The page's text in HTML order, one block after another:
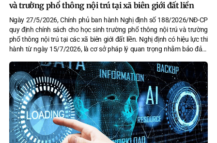
và trường phổ thông nội trú tại xã biên giới đất liền
Ngày 27/5/2026, Chính phủ ban hành Nghị định số 188/2026/NĐ-CP
quy định chính sách cho học sinh trường phổ thông nội trú và trường
phổ thông nội trú tại các xã biên giới đất liền. Nghị định có hiệu lực thi
hành từ ngày 15/7/2026, là cơ sở pháp lý quan trọng nhằm bảo đảm
biên giới, vùng có điều kiện kinh tế - xã hội còn nhiều khó khăn.